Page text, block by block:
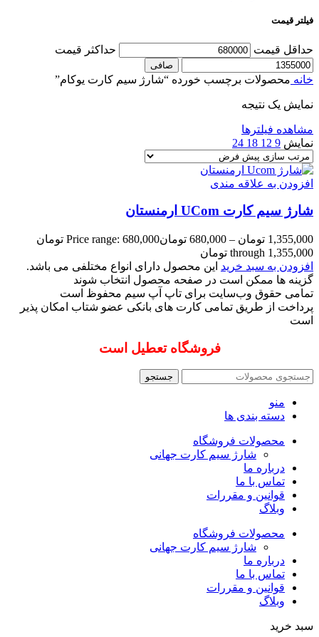
فیلتر قیمت
حداقل قیمت حداكثر قيمت
صافی
خانه محصولات برچسب خورده “شارژ سیم کارت یوکام”
نمایش یک نتیجه
مشاهده فیلترها
نمایش 9
12
18
24
افزودن به علاقه مندی
شارژ سیم کارت UCom ارمنستان
1,355,000 تومان –
680,000 تومان
Price range: 680,000 تومان
through 1,355,000 تومان
افزودن به سبد خرید این محصول دارای انواع مختلفی می باشد.
گزینه ها ممکن است در صفحه محصول انتخاب شوند
تمامی حقوق وب‌سایت برای تاپ آپ سیم محفوظ است
پرداخت از طریق تمامی کارت های بانکی عضو شتاب امکان پذیر
است
فروشگاه تعطیل است
جستجو
منو
دسته بندی ها
محصولات فروشگاه
شارژ سیم کارت جهانی
درباره ما
تماس با ما
قوانین و مقررات
وبلاگ
محصولات فروشگاه
شارژ سیم کارت جهانی
درباره ما
تماس با ما
قوانین و مقررات
وبلاگ
سبد خرید